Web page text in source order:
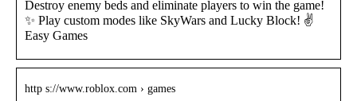
Destroy enemy beds and eliminate players to win the game!
✨ Play custom modes like SkyWars and Lucky Block! ✌️
Easy Games
http s://www.roblox.com › games